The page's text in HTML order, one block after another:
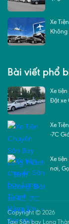
Xe
Bài viết phổ
Xe
Đặt xe
Xe
-7C
Xe
nơi,
Copyright © 2026
Taxi Sân bay Long